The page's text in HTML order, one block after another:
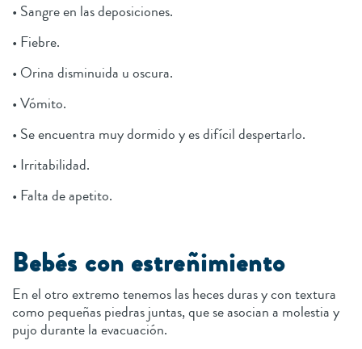
• Sangre en las deposiciones.
• Fiebre.
• Orina disminuida u oscura.
• Vómito.
• Se encuentra muy dormido y es difícil despertarlo.
• Irritabilidad.
• Falta de apetito.
Bebés con estreñimiento
En el otro extremo tenemos las heces duras y con textura
como pequeñas piedras juntas, que se asocian a molestia y
pujo durante la evacuación.